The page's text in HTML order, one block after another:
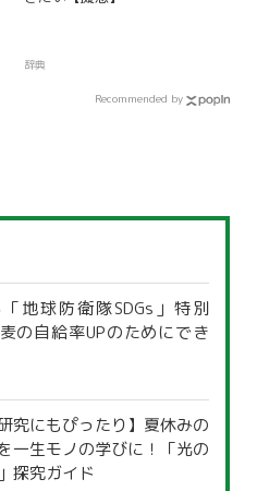
辞典
Recommended by
地球防衛隊SDGs」特別
の自給率UPのためにでき
究にもぴったり】夏休みの
一生モノの学びに！「光の
探究ガイド